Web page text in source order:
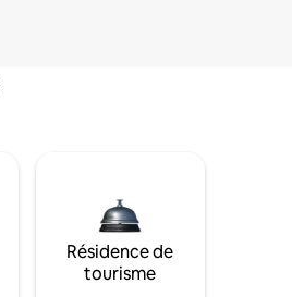
Résidence de
tourisme